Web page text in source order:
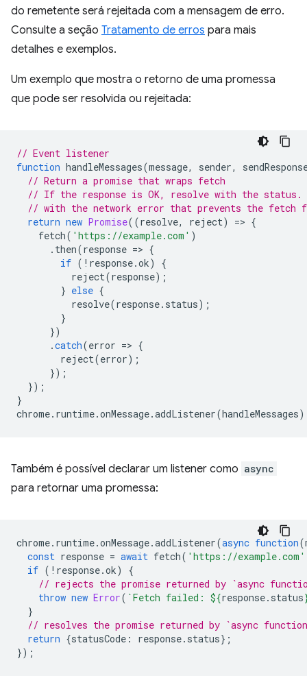
do remetente será rejeitada com a mensagem de erro.
Consulte a seção Tratamento de erros para mais
detalhes e exemplos.
Um exemplo que mostra o retorno de uma promessa
que pode ser resolvida ou rejeitada:
// Event listener
function handleMessages(message, sender,
// Return a promise that wraps fetch
// If the response is OK, resolve with the
// with the network error that prevents the fetch
return new Promise((resolve, reject) => {
fetch( 'https://example.com' )
. then(response => {
if ( ! response.ok)
{
reject(response);
} else {
resolve(response. status);
}
})
.catch(error => {
reject(error);
});
});
}
chrome. runtime.onMessage.addListener(handleMessages
Também é possível declarar um listener como async
para retornar uma promessa:
chrome. runtime.onMessage.addListener(async function(
const response = await fetch( 'https://example.com'
if ( ! response.ok)
{
// rejects the promise returned by `async
throw new Error( `Fetch failed: ${response. status
}
// resolves the promise returned by `async
return {statusCode : response. status};
});